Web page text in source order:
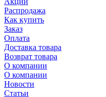
Распродажа
Как купить
Заказ
Оплата
Доставка товара
Возврат товара
О компании
О компании
Новости
Статьи